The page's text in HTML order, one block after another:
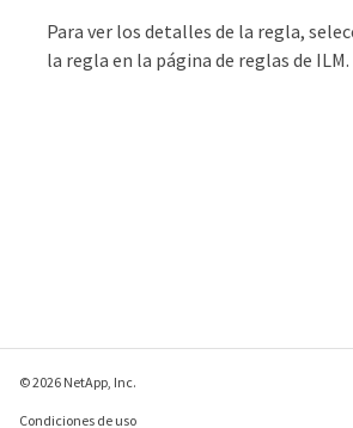
Para ver los detalles de la regla,
la regla en la página de reglas de ILM.
© 2026 NetApp, Inc.
Condiciones de uso